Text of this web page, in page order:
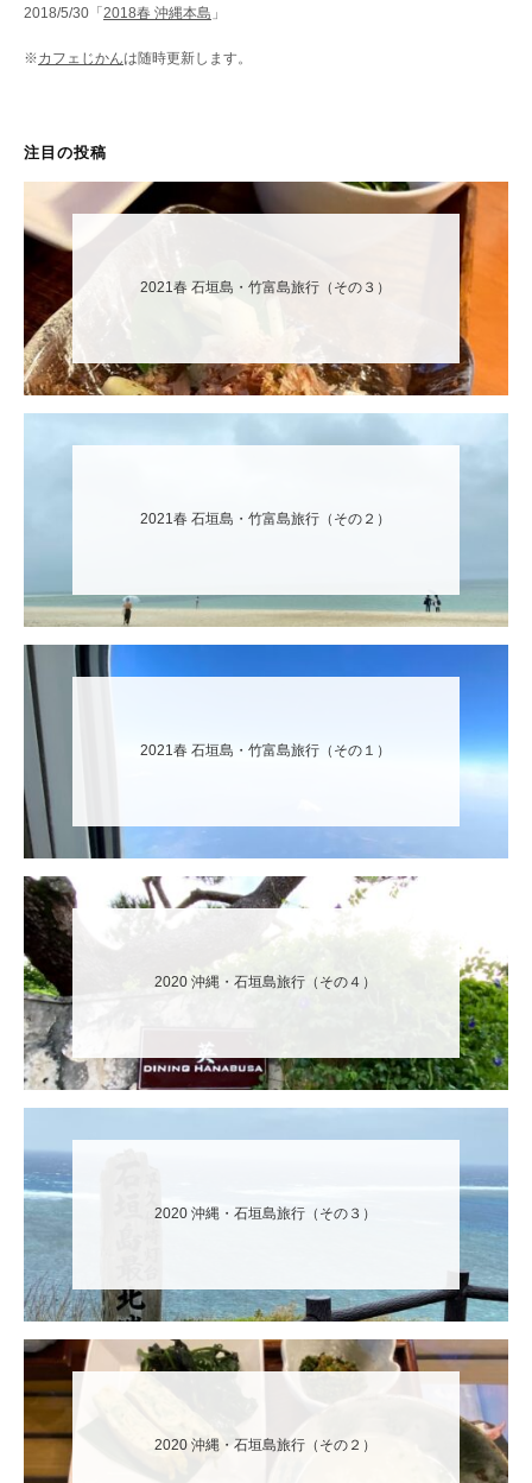
2018/5/30「2018春 沖縄本島 」
※カフェじかんは随時更新します。
注目の投稿
2021春 石垣島・竹富島旅行（その３）
2021春 石垣島・竹富島旅行（その２）
2021春 石垣島・竹富島旅行（その１）
2020 沖縄・石垣島旅行（その４）
2020 沖縄・石垣島旅行（その３）
2020 沖縄・石垣島旅行（その２）